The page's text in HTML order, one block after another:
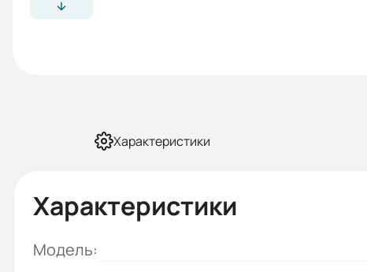
Характеристики
Характеристики
Модель: